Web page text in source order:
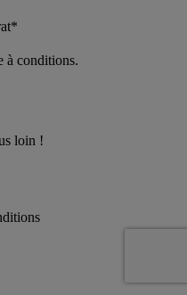
à conditions.
loin !